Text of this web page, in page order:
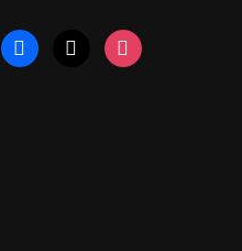
facebook instagram